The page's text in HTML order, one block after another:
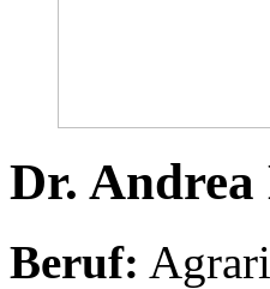
Dr.
Beruf: